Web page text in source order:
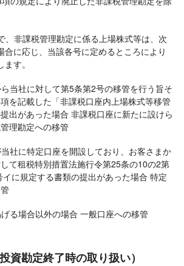
、非課税管理勘定に係る上場株式等は、次
合に応じ、当該各号に定めるところにより
す。
ら当社に対して第5条第2号の移管を行う旨そ
を記載した「非課税口座内上場株式等移管
出があった場合 非課税口座に新たに設けら
理勘定への移管
当社に特定口座を開設しており、お客さまか
て租税特別措置法施行令第25条の10の2第
イに規定する書類の提出があった場合 特定
げる場合以外の場合 一般口座への移管
資勘定終了時の取り扱い）